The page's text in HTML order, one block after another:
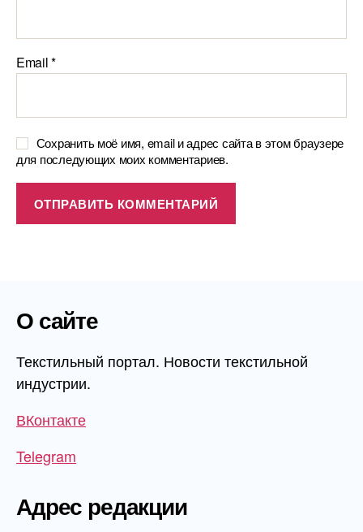
Email*
Сохранить моё имя, email и адрес сайта в этом браузере
для последующих моих комментариев.
О сайте
Текстильный портал. Новости текстильной
индустрии.
ВКонтакте
Telegram
Адрес редакции